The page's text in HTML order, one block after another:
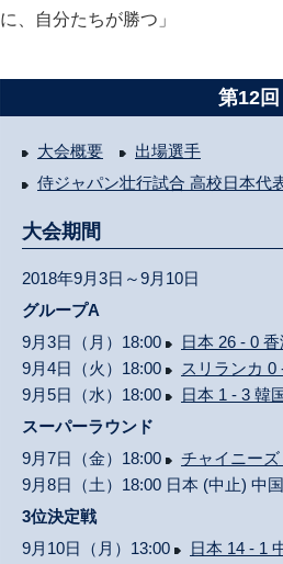
に、自分たちが勝つ」
第12
大会概要
出場選手
侍ジャパン壮行試合 高校日本代
大会期間
2018年9月3日～9月10日
グループA
9月3日（月）18:00
日本 26 - 0 香
9月4日（火）18:00
スリランカ 0
9月5日（水）18:00
日本 1 - 3 韓
スーパーラウンド
9月7日（金）18:00
チャイニー
9月8日（土）18:00 日本 (中止) 中国
3位決定戦
9月10日（月）13:00
日本 14 - 1